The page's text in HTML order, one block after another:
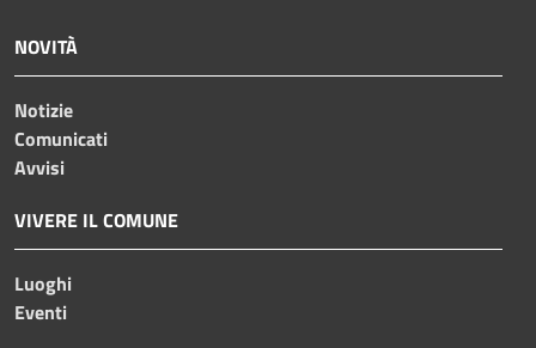
NOVITÀ
Notizie
Comunicati
Avvisi
VIVERE IL COMUNE
Luoghi
Eventi